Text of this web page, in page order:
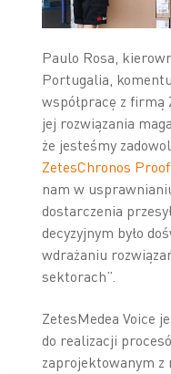
Paulo Rosa,
Portugalia,
współpracę z firmą
jej rozwiązania
że jesteśmy
ZetesChronos
nam w
dostarczenia
decyzyjnym było
wdrażaniu
sektorach”.
ZetesMedea Voice
do realizacji
zaprojektowanym z